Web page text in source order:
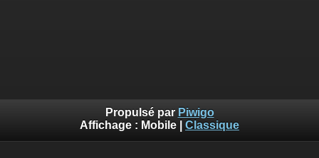
Propulsé par Piwigo
Affichage : Mobile Classique